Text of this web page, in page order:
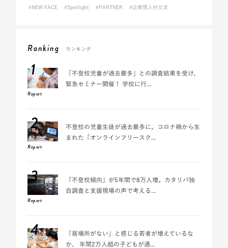
#NEW FACE
#Spotlight #PARTNER #企業間人材交流
Ranking ランキング
1
Report
「不登校児童が過去最多」との調査結果を受け、
緊急セミナー開催！ 学校に行...
2
Report
不登校の児童生徒が過去最多に。コロナ禍から生
まれた「オンラインフリースク...
3
Report
「不登校傾向」が5年間で8万人増。カタリバ独
自調査と支援現場の声で考える...
4
「居場所がない」と感じる若者が増えているな
か、 年間2万人超の子どもが通...